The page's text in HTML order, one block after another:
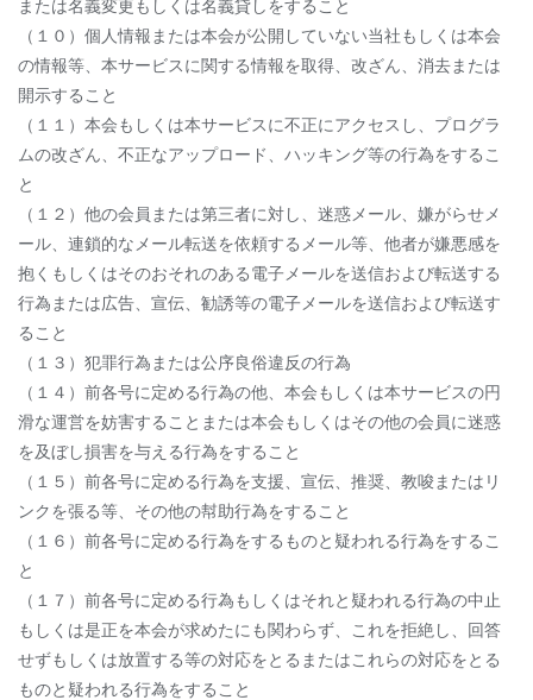
または名義変更もしくは名義貸しをすること
（１０）個人情報または本会が公開していない当社もしくは本会
の情報等、本サービスに関する情報を取得、改ざん、消去または
開示すること
（１１）本会もしくは本サービスに不正にアクセスし、プログラ
ムの改ざん、不正なアップロード、ハッキング等の行為をするこ
と
（１２）他の会員または第三者に対し、迷惑メール、嫌がらせメ
ール、連鎖的なメール転送を依頼するメール等、他者が嫌悪感を
抱くもしくはそのおそれのある電子メールを送信および転送する
行為または広告、宣伝、勧誘等の電子メールを送信および転送す
ること
（１３）犯罪行為または公序良俗違反の行為
（１４）前各号に定める行為の他、本会もしくは本サービスの円
滑な運営を妨害することまたは本会もしくはその他の会員に迷惑
を及ぼし損害を与える行為をすること
（１５）前各号に定める行為を支援、宣伝、推奨、教唆またはリ
ンクを張る等、その他の幇助行為をすること
（１６）前各号に定める行為をするものと疑われる行為をするこ
と
（１７）前各号に定める行為もしくはそれと疑われる行為の中止
もしくは是正を本会が求めたにも関わらず、これを拒絶し、回答
せずもしくは放置する等の対応をとるまたはこれらの対応をとる
ものと疑われる行為をすること